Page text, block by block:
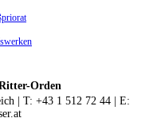
Orden
| T: +43 1 512 72 44 | E: